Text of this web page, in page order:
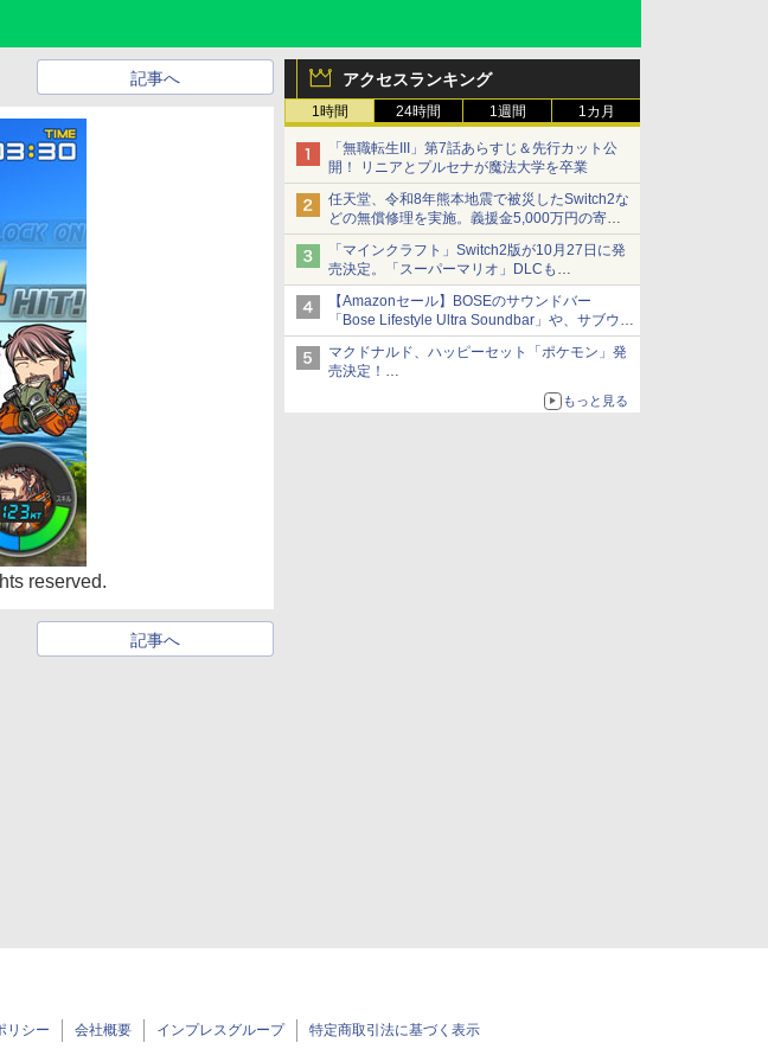
アクセスランキング
1時間 24時間 1週間 1カ月
「無職転生III」第7話あらすじ＆先行カット公
開！ リニアとプルセナが魔法大学を卒業
任天堂、令和8年熊本地震で被災したSwitch2な
どの無償修理を実施。義援金5,000万円の寄付
も発表
「マインクラフト」Switch2版が10月27日に発
売決定。「スーパーマリオ」DLCも
Switch版からのアップグレードも可能に
【Amazonセール】BOSEのサウンドバー
「Bose Lifestyle Ultra Soundbar」や、サブウー
ファー「Bose Lifestyle Ultra Subwoofer」など
お買い得！
マクドナルド、ハッピーセット「ポケモン」発
売決定！
ポケモン30周年記念で30匹が大集合
もっと見る
記事へ
reserved.
記事へ
リシー 会社概要 インプレスグループ 特定商取引法に基づく表示